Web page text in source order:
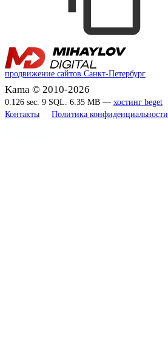
продвижение сайтов Санкт-Петербург
Kama © 2010-2026
0.126 sec. 9 SQL. 6.35 MB — хостинг beget
Контакты
Политика конфиденциальности